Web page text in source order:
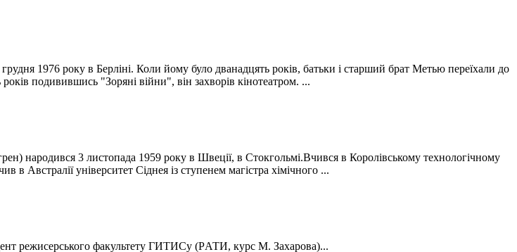
1976 року в Берліні. Коли йому було дванадцять років, батьки і старший брат Метью переїхали до
подивившись "Зоряні війни", він захворів кінотеатром. ...
народився 3 листопада 1959 року в Швеції, в Стокгольмі.Вчився в Королівському технологічному
в Австралії університет Сіднея із ступенем магістра хімічного ...
режисерського факультету ГИТИСу (PАТИ, курс M. Зaxapoвa)...